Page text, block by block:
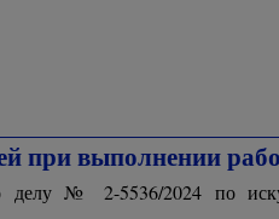
при выполнении
делу № 2-5536/2024 по